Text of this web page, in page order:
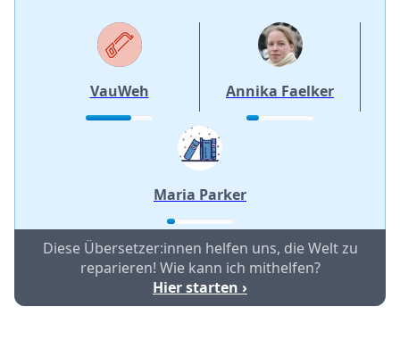
Kommentieren
VauWeh Annika Faelker
Maria Parker
Diese Übersetzer:innen helfen uns, die Welt zu
reparieren! Wie kann ich mithelfen?
Hier starten ›